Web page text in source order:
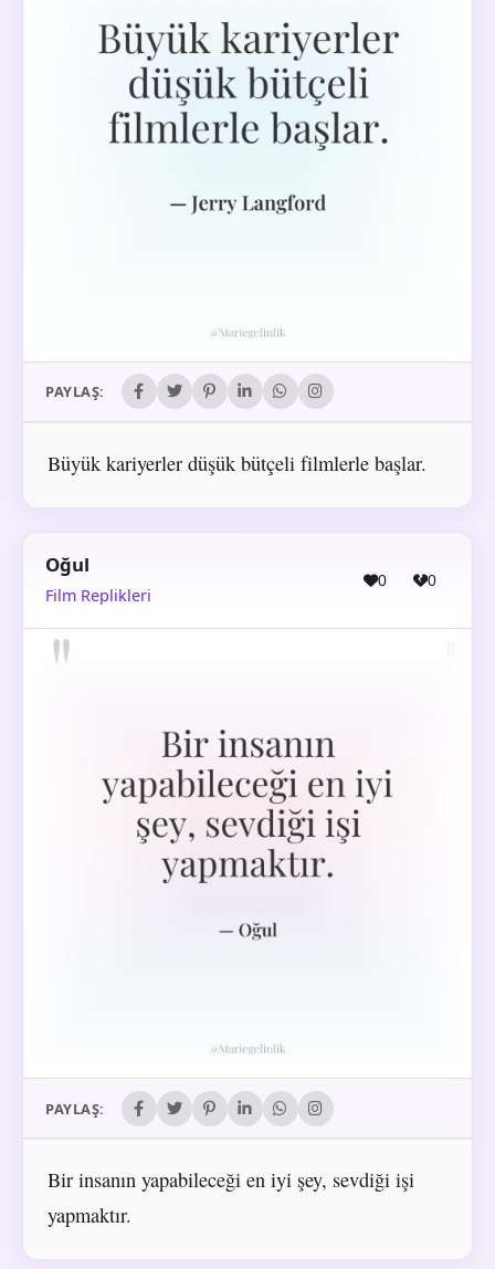
PAYLAŞ:
Büyük kariyerler düşük bütçeli filmlerle başlar.
Oğul
Film Replikleri
0 0
PAYLAŞ:
Bir insanın yapabileceği en iyi şey, sevdiği işi
yapmaktır.